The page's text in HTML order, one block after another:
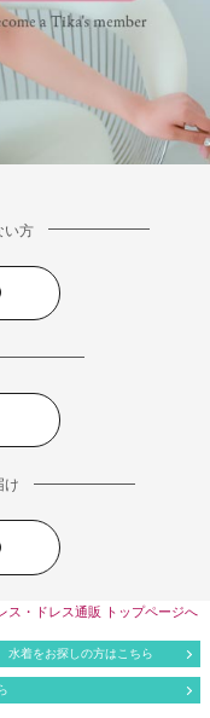
い方
け
ス・ドレス通販 トップページへ
水着をお探しの方はこちら